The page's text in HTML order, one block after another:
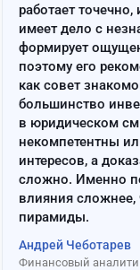
работает
имеет дело с
формирует
поэтому его
как совет
большинство
в юридическом
некомпетентны
интересов, а
сложно. Именно
влияния
пирамиды.
Андрей Чеботарев
Финансовый